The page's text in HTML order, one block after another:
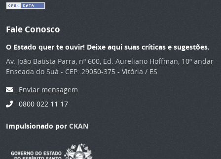
Fale Conosco
O Estado quer te ouvir! Deixe aqui suas críticas e sugestões.
Av. João Batista Parra, nº 600, Ed. Aureliano Hoffman, 10º andar
Enseada do Suá - CEP: 29050-375 - Vitória / ES
Enviar mensagem
0800 022 11 17
Impulsionado por CKAN